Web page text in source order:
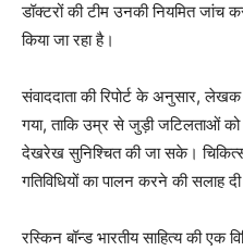
डॉक्टरों की टीम उनकी नियमित जांच
किया जा रहा है।
संवाददाता की रिपोर्ट के अनुसार,
गया, ताकि उम्र से जुड़ी जटिलताओं को
देखरेख सुनिश्चित की जा सके।
गतिविधियों का पालन करने की सलाह
रस्किन बॉन्ड भारतीय साहित्य की एक